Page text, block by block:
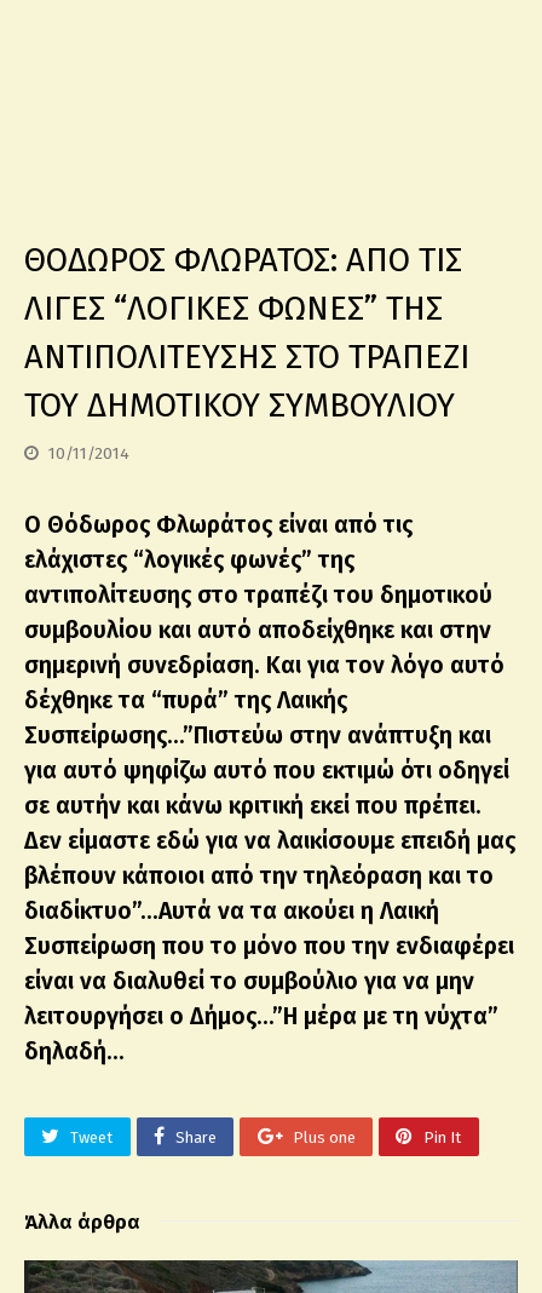
ΘΟΔΩΡΟΣ ΦΛΩΡΑΤΟΣ: ΑΠΟ ΤΙΣ
ΛΙΓΕΣ “ΛΟΓΙΚΕΣ ΦΩΝΕΣ” ΤΗΣ
ΑΝΤΙΠΟΛΙΤΕΥΣΗΣ ΣΤΟ ΤΡΑΠΕΖΙ
ΤΟΥ ΔΗΜΟΤΙΚΟΥ ΣΥΜΒΟΥΛΙΟΥ
10/11/2014
Ο Θόδωρος Φλωράτος είναι από τις
ελάχιστες “λογικές φωνές” της
αντιπολίτευσης στο τραπέζι του δημοτικού
συμβουλίου και αυτό αποδείχθηκε και στην
σημερινή συνεδρίαση. Και για τον λόγο αυτό
δέχθηκε τα “πυρά” της Λαικής
Συσπείρωσης…”Πιστεύω στην ανάπτυξη και
για αυτό ψηφίζω αυτό που εκτιμώ ότι οδηγεί
σε αυτήν και κάνω κριτική εκεί που πρέπει.
Δεν είμαστε εδώ για να λαικίσουμε επειδή μας
βλέπουν κάποιοι από την τηλεόραση και το
διαδίκτυο”…Αυτά να τα ακούει η Λαική
Συσπείρωση που το μόνο που την ενδιαφέρει
είναι να διαλυθεί το συμβούλιο για να μην
λειτουργήσει ο Δήμος…”Η μέρα με τη νύχτα”
δηλαδή…
Tweet Share Plus one Pin It
Άλλα άρθρα